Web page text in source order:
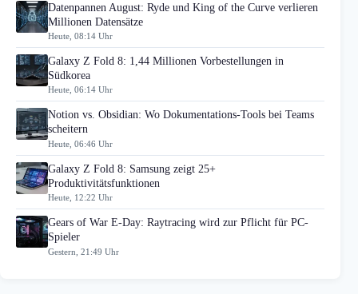
Datenpannen August: Ryde und King of the Curve verlieren
Millionen Datensätze
Heute, 08:14 Uhr
Galaxy Z Fold 8: 1,44 Millionen Vorbestellungen in
Südkorea
Heute, 06:14 Uhr
Notion vs. Obsidian: Wo Dokumentations-Tools bei Teams
scheitern
Heute, 06:46 Uhr
Galaxy Z Fold 8: Samsung zeigt 25+
Produktivitätsfunktionen
Heute, 12:22 Uhr
Gears of War E-Day: Raytracing wird zur Pflicht für PC-
Spieler
Gestern, 21:49 Uhr